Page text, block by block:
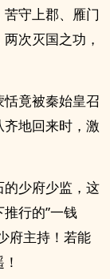
守上郡、雁门
次灭国之功，
竟被秦始皇召
地回来时，激
少府少监，这
行的”一钱
府主持！若能